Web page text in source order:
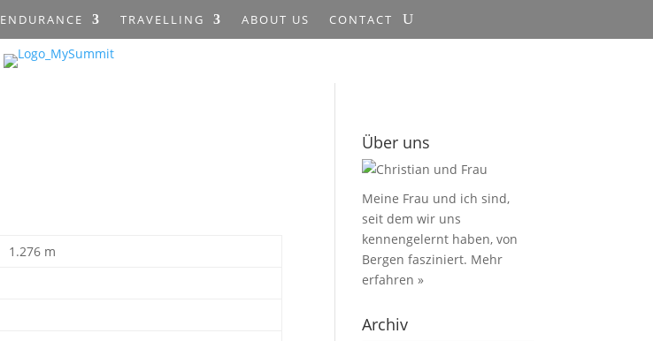
ENDURANCE TRAVELLING ABOUT US CONTACT
1.276 m
Über uns
Meine Frau und ich sind,
seit dem wir uns
kennengelernt haben, von
Bergen fasziniert. Mehr
erfahren »
Archiv